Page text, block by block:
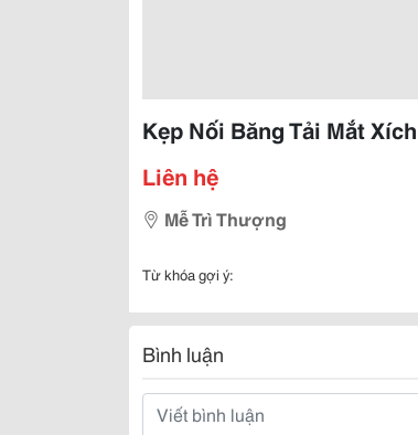
Kẹp Nối Băng Tải Mắt
Liên hệ
Mễ Trì Thượng
Từ khóa gợi ý:
Bình luận